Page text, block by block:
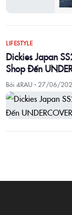
LIFESTYLE
Dickies Japan
Shop Đến
Bởi 4RAU · 27/06/